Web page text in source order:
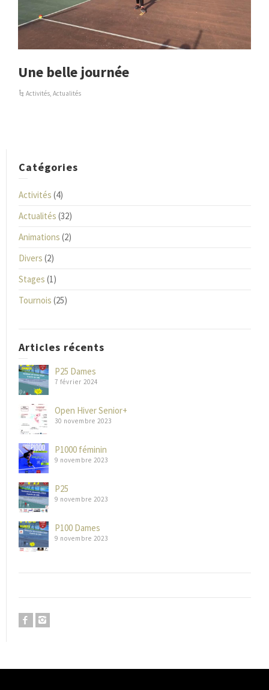
Une belle journée
Activités ,Actualités
Catégories
Activités (4)
Actualités (32)
Animations (2)
Divers (2)
Stages (1)
Tournois (25)
Articles récents
P25 Dames
7 février 2024
Open Hiver Senior+
30 novembre 2023
P1000 féminin
9 novembre 2023
P25
9 novembre 2023
P100 Dames
9 novembre 2023